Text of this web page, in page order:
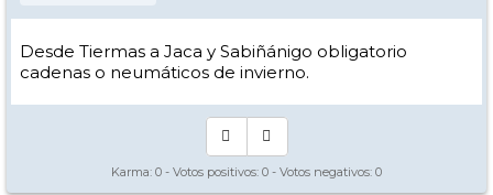
Desde Tiermas a Jaca y Sabiñánigo obligatorio
cadenas o neumáticos de invierno.
Karma: 0 - Votos positivos: 0 - Votos negativos: 0